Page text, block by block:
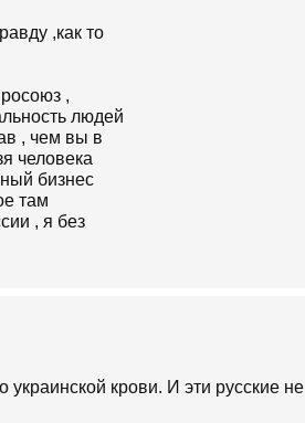
,как то
,
людей
, чем вы в
человека
бизнес
там
, я без
украинской крови. И эти русские не